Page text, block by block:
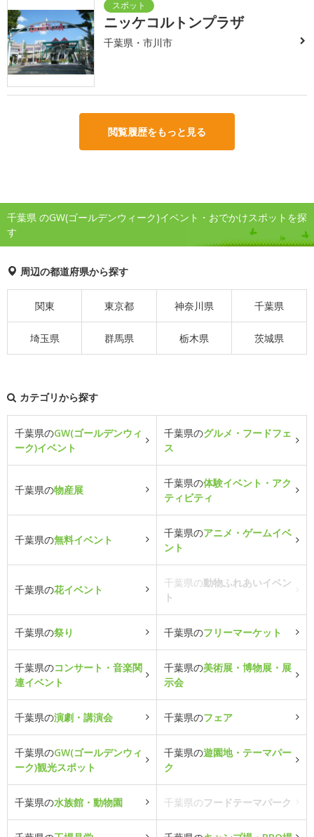
ニッケコルトンプラザ
千葉県・市川市
閲覧履歴をもっと見る
千葉県 のGW(ゴールデンウィーク)イベント・おでかけスポットを探
す
周辺の都道府県から探す
関東 東京都 神奈川県 千葉県
埼玉県 群馬県 栃木県 茨城県
カテゴリから探す
千葉県のGW(ゴールデンウィ
ーク)イベント
千葉県のグルメ・フードフェ
ス
千葉県の物産展
千葉県の体験イベント・アク
ティビティ
千葉県の無料イベント
千葉県のアニメ・ゲームイベ
ント
千葉県の花イベント
千葉県の動物ふれあいイベン
ト
千葉県の祭り 千葉県のフリーマーケット
千葉県のコンサート・音楽関
連イベント
千葉県の美術展・博物展・展
示会
千葉県の演劇・講演会 千葉県のフェア
千葉県のGW(ゴールデンウィ
ーク)観光スポット
千葉県の遊園地・テーマパー
ク
千葉県の水族館・動物園 千葉県のフードテーマパーク